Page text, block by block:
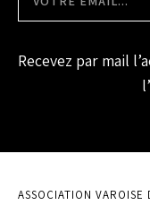
Recevez par mail
ASSOCIATION